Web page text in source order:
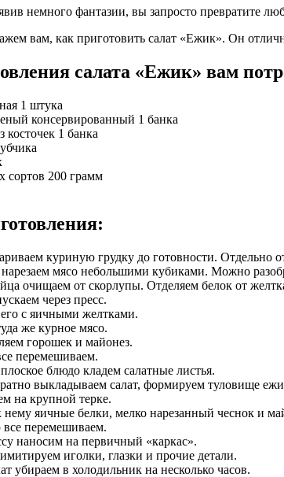
немного фантазии, вы запросто превратите
вам, как приготовить салат «Ежик». Он
салата «Ежик» вам
1 штука
консервированный 1 банка
косточек 1 банка
сортов 200 грамм
куриную грудку до готовности. Отдельно
мясо небольшими кубиками. Можно
очищаем от скорлупы. Отделяем белок от
через пресс.
с яичными желтками.
же курное мясо.
горошек и майонез.
перемешиваем.
блюдо кладем салатные листья.
выкладываем салат, формируем туловище
на крупной терке.
нему яичные белки, мелко нарезанный чеснок и
перемешиваем.
наносим на первичный «каркас».
иголки, глазки и прочие детали.
убираем в холодильник на несколько часов.